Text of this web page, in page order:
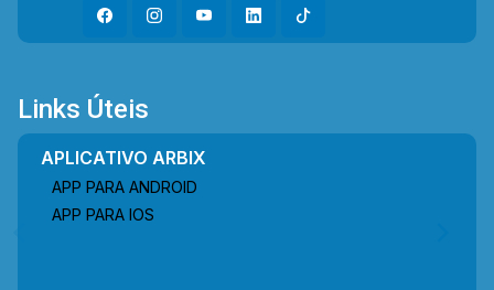
Links Úteis
APLICATIVO ARBIX
APP PARA ANDROID
APP PARA IOS